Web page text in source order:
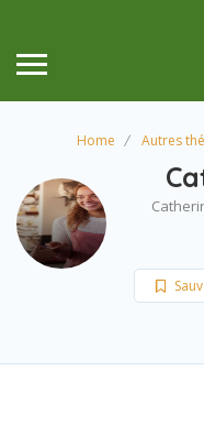
Home Autres